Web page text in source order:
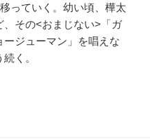
っていく。幼い頃、樺太
その<おまじない>「ガ
ジューマン」を唱えな
く。